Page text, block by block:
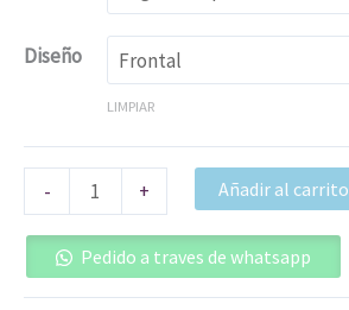
Diseño
LIMPIAR
- + Añadir al carrito
Pedido a traves de whatsapp